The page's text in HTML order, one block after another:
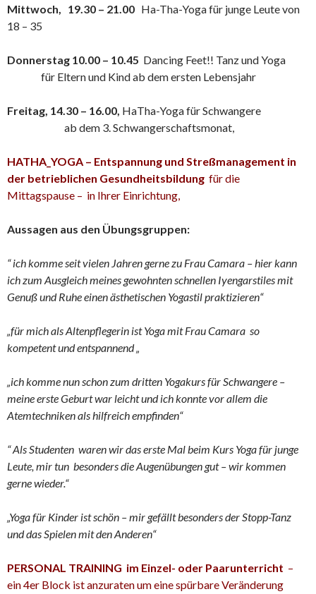
Mittwoch, 19.30 – 21.00 Ha-Tha-Yoga für junge Leute von
18 – 35
Donnerstag 10.00 – 10.45 Dancing Feet!! Tanz und Yoga
für Eltern und Kind ab dem ersten Lebensjahr
Freitag, 14.30 – 16.00, HaTha-Yoga für Schwangere
ab dem 3. Schwangerschaftsmonat,
HATHA_YOGA – Entspannung und Streßmanagement in
der betrieblichen Gesundheitsbildung für die
Mittagspause – in Ihrer Einrichtung,
Aussagen aus den Übungsgruppen:
“ ich komme seit vielen Jahren gerne zu Frau Camara – hier kann
ich zum Ausgleich meines gewohnten schnellen Iyengarstiles mit
Genuß und Ruhe einen ästhetischen Yogastil praktizieren“
„für mich als Altenpflegerin ist Yoga mit Frau Camara so
kompetent und entspannend „
„ich komme nun schon zum dritten Yogakurs für Schwangere –
meine erste Geburt war leicht und ich konnte vor allem die
Atemtechniken als hilfreich empfinden“
“ Als Studenten waren wir das erste Mal beim Kurs Yoga für junge
Leute, mir tun besonders die Augenübungen gut – wir kommen
gerne wieder.“
„Yoga für Kinder ist schön – mir gefällt besonders der Stopp-Tanz
und das Spielenmit den Anderen“
PERSONAL TRAINING im Einzel- oder Paarunterricht –
ein 4er Block ist anzuraten um eine spürbare Veränderung